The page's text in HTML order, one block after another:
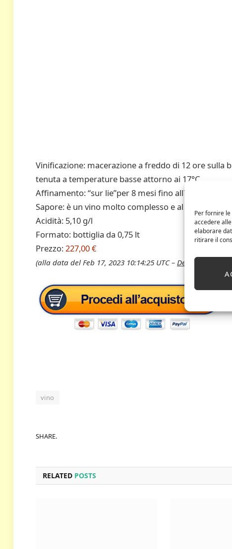
Per fornire
accedere
elaborare
ritirare il
Vinificazione: macerazione a freddo di 12 ore sulla
tenuta a temperature basse attorno ai 17°C
Affinamento: “sur lie”per 8 mesi fino
Sapore: è un vino molto complesso e al tempo
Acidità: 5,10 g/l
Formato: bottiglia da 0,75 lt
Prezzo:227,00 €
(alla data del Feb 17, 2023 10:14:25 UTC – Dettagli
vino
SHARE.
RELATED POSTS